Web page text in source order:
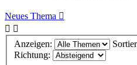
Neues Thema
Anzeigen:
Richtung: